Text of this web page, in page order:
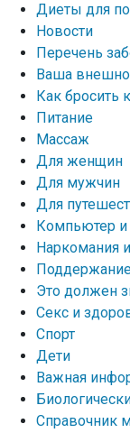
Диеты для
Новости
Перечень
Ваша
Как бросить
Питание
Массаж
Для женщин
Для мужчин
Для
Компьютер и
Наркомания
Это должен
Секс и
Спорт
Дети
Важная
Справочник